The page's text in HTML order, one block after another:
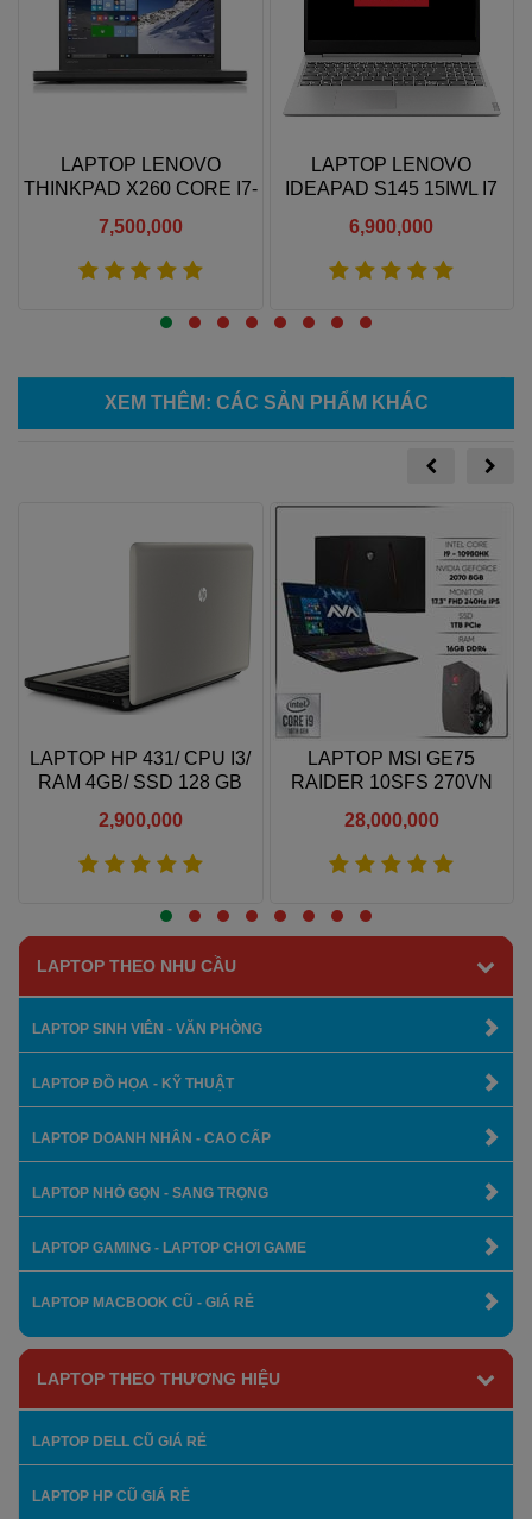
LAPTOP LENOVO
THINKPAD X260 CORE I7-
SSD/ INTEL HD GRAPHICS
520/ 12.5 HD
7,500,000
Xem thêm
LAPTOP LENOVO
IDEAPAD S145 15IWL I7
512GB/ VGA 2GB MX110/
15.6 HD
6,900,000
Xem thêm
XEM THÊM: CÁC SẢN PHẨM KHÁC
LAPTOP HP 431/ CPU I3/
RAM 4GB/ SSD 128 GB
2,900,000
Xem thêm
LAPTOP MSI GE75
RAIDER 10SFS 270VN
10980HK
28,000,000
Xem thêm
LAPTOP THEO NHU CẦU
LAPTOP SINH VIÊN - VĂN PHÒNG
LAPTOP ĐỒ HỌA - KỸ THUẬT
LAPTOP DOANH NHÂN - CAO CẤP
LAPTOP NHỎ GỌN - SANG TRỌNG
LAPTOP GAMING - LAPTOP CHƠI GAME
LAPTOP MACBOOK CŨ - GIÁ RẺ
LAPTOP THEO THƯƠNG HIỆU
LAPTOP DELL CŨ GIÁ RẺ
LAPTOP HP CŨ GIÁ RẺ